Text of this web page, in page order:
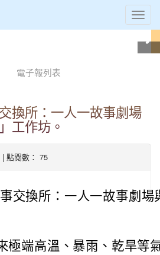
電子報列表
換所：一人一故事劇場
工作坊。
| 點閱數： 75
交換所：一人一故事劇場
極端高溫、暴雨、乾旱等